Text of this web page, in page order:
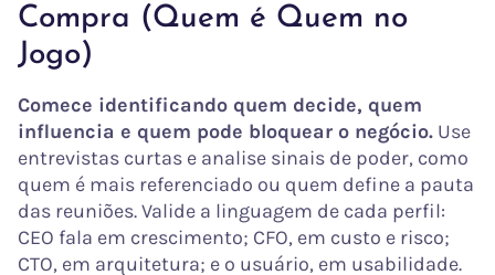
Compra (Quem é Quem no
Jogo)
Comece identificando quem decide, quem
influencia e quem pode bloquear o negócio. Use
entrevistas curtas e analise sinais de poder, como
quem é mais referenciado ou quem define a pauta
das reuniões. Valide a linguagem de cada perfil:
CEO fala em crescimento; CFO, em custo e risco;
CTO, em arquitetura; e o usuário, em usabilidade.